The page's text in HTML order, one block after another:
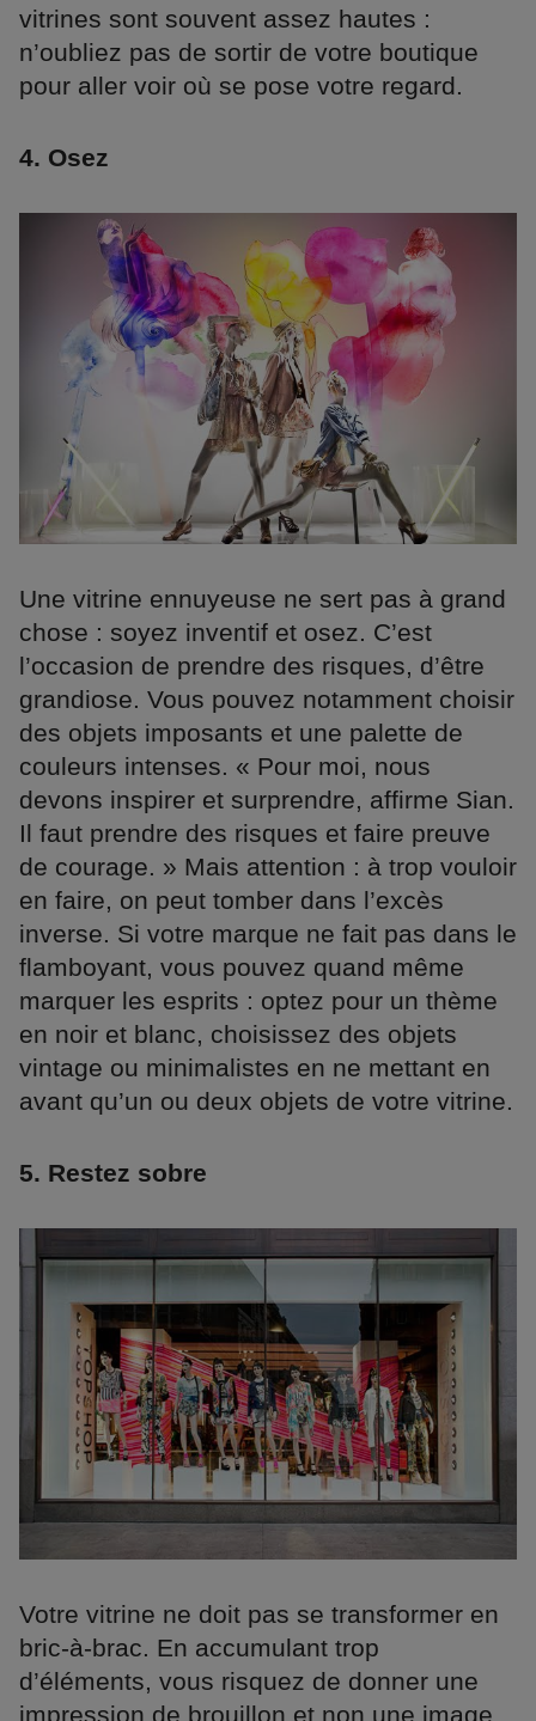
vitrines sont souvent assez hautes :
n’oubliez pas de sortir de votre boutique
pour aller voir où se pose votre regard.
4. Osez
Une vitrine ennuyeuse ne sert pas à grand
chose : soyez inventif et osez. C’est
l’occasion de prendre des risques, d’être
grandiose. Vous pouvez notamment choisir
des objets imposants et une palette de
couleurs intenses. « Pour moi, nous
devons inspirer et surprendre, affirme Sian.
Il faut prendre des risques et faire preuve
de courage. » Mais attention : à trop vouloir
en faire, on peut tomber dans l’excès
inverse. Si votre marque ne fait pas dans le
flamboyant, vous pouvez quand même
marquer les esprits : optez pour un thème
en noir et blanc, choisissez des objets
vintage ou minimalistes en ne mettant en
avant qu’un ou deux objets de votre vitrine.
5. Restez sobre
Votre vitrine ne doit pas se transformer en
bric-à-brac. En accumulant trop
d’éléments, vous risquez de donner une
impression de brouillon et non une image